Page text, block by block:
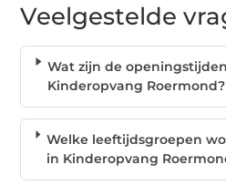
Veelgestelde
Wat zijn de
Kinderopvang Roermond?
Welke leeftijdsgroepen
in Kinderopvang